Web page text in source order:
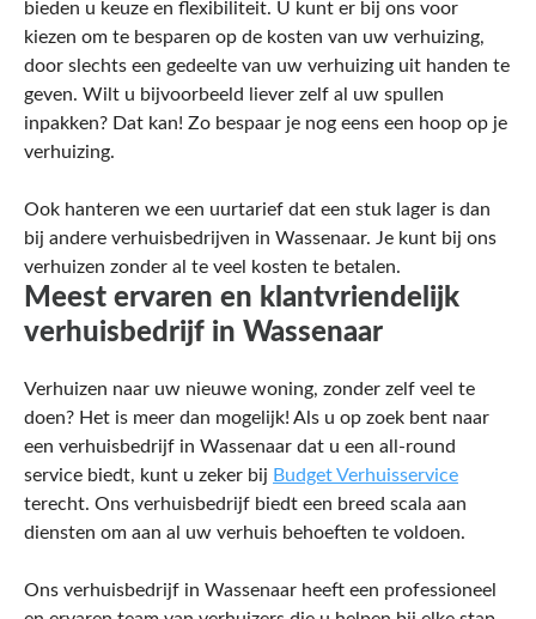
bieden u keuze en flexibiliteit. U kunt er bij ons voor
kiezen om te besparen op de kosten van uw verhuizing,
door slechts een gedeelte van uw verhuizing uit handen te
geven. Wilt u bijvoorbeeld liever zelf al uw spullen
inpakken? Dat kan! Zo bespaar je nog eens een hoop op je
verhuizing.
Ook hanteren we een uurtarief dat een stuk lager is dan
bij andere verhuisbedrijven in Wassenaar. Je kunt bij ons
verhuizen zonder al te veel kosten te betalen.
Meest ervaren en klantvriendelijk
verhuisbedrijf in Wassenaar
Verhuizen naar uw nieuwe woning, zonder zelf veel te
doen? Het is meer dan mogelijk! Als u op zoek bent naar
een verhuisbedrijf in Wassenaar dat u een all-round
service biedt, kunt u zeker bij Budget Verhuisservice
terecht. Ons verhuisbedrijf biedt een breed scala aan
diensten om aan al uw verhuis behoeften te voldoen.
Ons verhuisbedrijf in Wassenaar heeft een professioneel